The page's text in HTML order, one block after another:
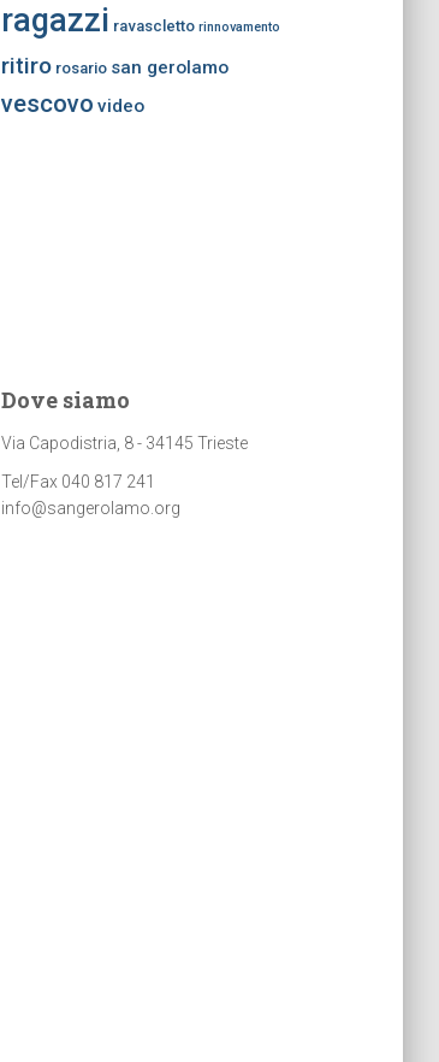
ragazzi ravascletto rinnovamento
ritiro rosario san gerolamo
vescovo video
Dove siamo
Via Capodistria, 8 - 34145 Trieste
Tel/Fax 040 817 241
info@sangerolamo.org